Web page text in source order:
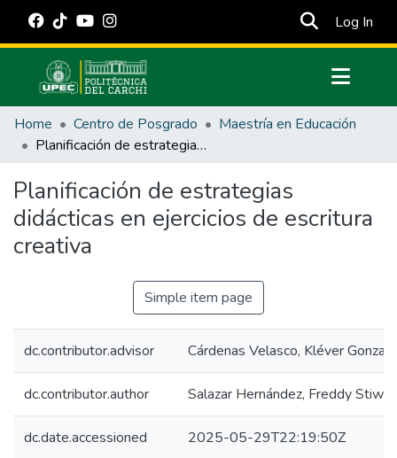
Log In
Communities & Collections
All of DSpace
Estadísticas Externas
Manuales
Home Centro de Posgrado
Maestría en Educación
Planificación de estrategias didácticas en ejercicios de escritura creativa
Planificación de estrategias
didácticas en ejercicios de escritura
creativa
Simple item page
dc.contributor.advisor Cárdenas Velasco, Kléver Gonzalo
dc.contributor.author Salazar Hernández, Freddy Stiwar
dc.date.accessioned 2025-05-29T22:19:50Z